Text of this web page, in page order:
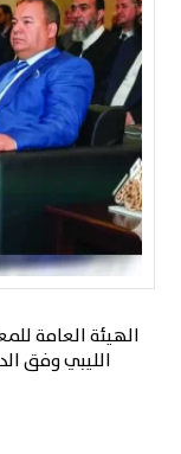
الهيئة العامة
الليبي وفق